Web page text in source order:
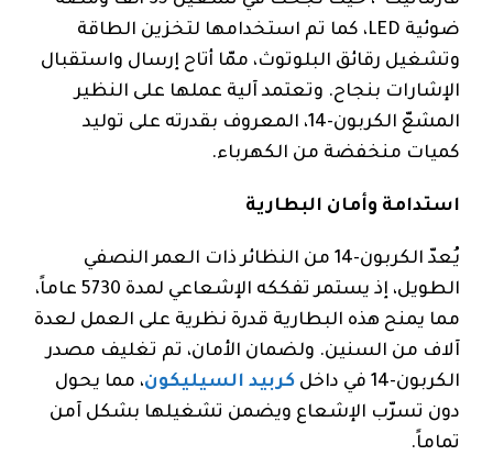
ضوئية LED، كما تم استخدامها لتخزين الطاقة
وتشغيل رقائق البلوتوث، ممّا أتاح إرسال واستقبال
الإشارات بنجاح. وتعتمد آلية عملها على النظير
المشعّ الكربون-14، المعروف بقدرته على توليد
كميات منخفضة من الكهرباء.
استدامة وأمان البطارية
يُعدّ الكربون-14 من النظائر ذات العمر النصفي
الطويل، إذ يستمر تفككه الإشعاعي لمدة 5730 عاماً،
مما يمنح هذه البطارية قدرة نظرية على العمل لعدة
آلاف من السنين. ولضمان الأمان، تم تغليف مصدر
الكربون-14 في داخل
كربيد السيليكون، مما يحول
دون تسرّب الإشعاع ويضمن تشغيلها بشكل آمن
تماماً.